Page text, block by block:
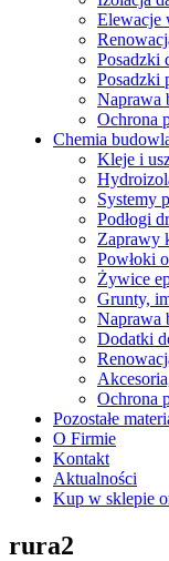
Elewacje
Posadzki
Posadzki
Naprawa
Ochrona
Chemia
Kleje i
Systemy
Podłogi
Zaprawy
Powłoki
Żywice
Grunty,
Naprawa
Dodatki
Ochrona
Pozostałe
O Firmie
Kontakt
Aktualności
Kup w sklepie
rura2